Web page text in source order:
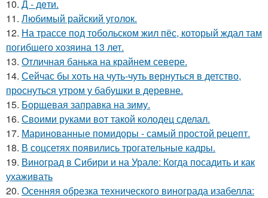
10. Д - дeти.
11. Любимый райский уголок.
12. На трассе под тобольском жил пёс, который ждал там
погибшего хозяина 13 лет.
13. Отличная банька на крайнем севере.
14. Сейчас бы хоть на чуть-чуть вернуться в детство,
проснуться утром у бабушки в деревне.
15. Борщевая заправка на зиму.
16. Своими руками вот такой колодец сделал.
17. Маринованные помидоры - самый простой рецепт.
18. В соцсетях появились трогательные кадры.
19. Виноград в Сибири и на Урале: Когда посадить и как
ухаживать
20. Осенняя обрезка технического винограда изабелла: